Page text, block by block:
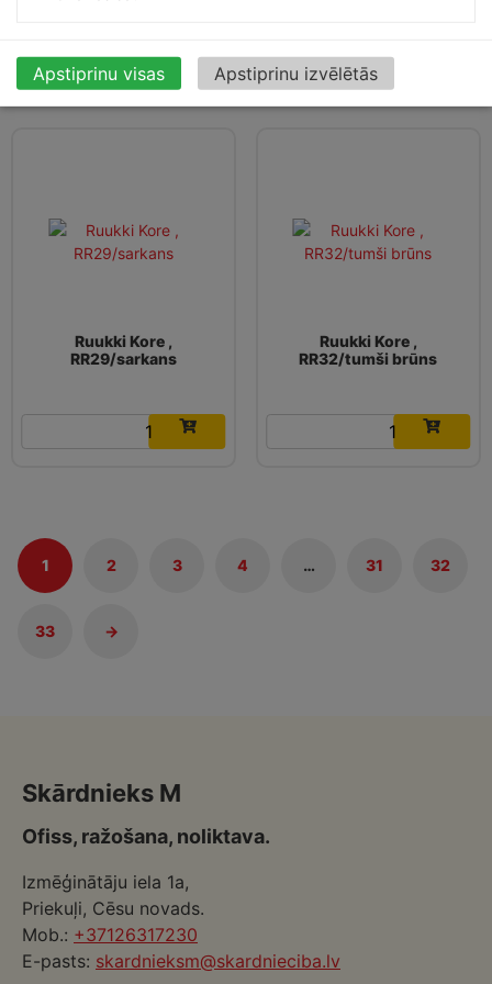
Ruukki Kore ,
RR29/sarkans
€
Ruukki Kore ,
RR32/tumši brūns
€
1 2 3 4 … 31 32
33 →
Skārdnieks M
Ofiss, ražošana, noliktava.
Izmēģinātāju iela 1a,
Priekuļi, Cēsu novads.
Mob.: +37126317230
E-pasts: skardnieksm@skardnieciba.lv
Apstiprinu visas Apstiprinu izvēlētās